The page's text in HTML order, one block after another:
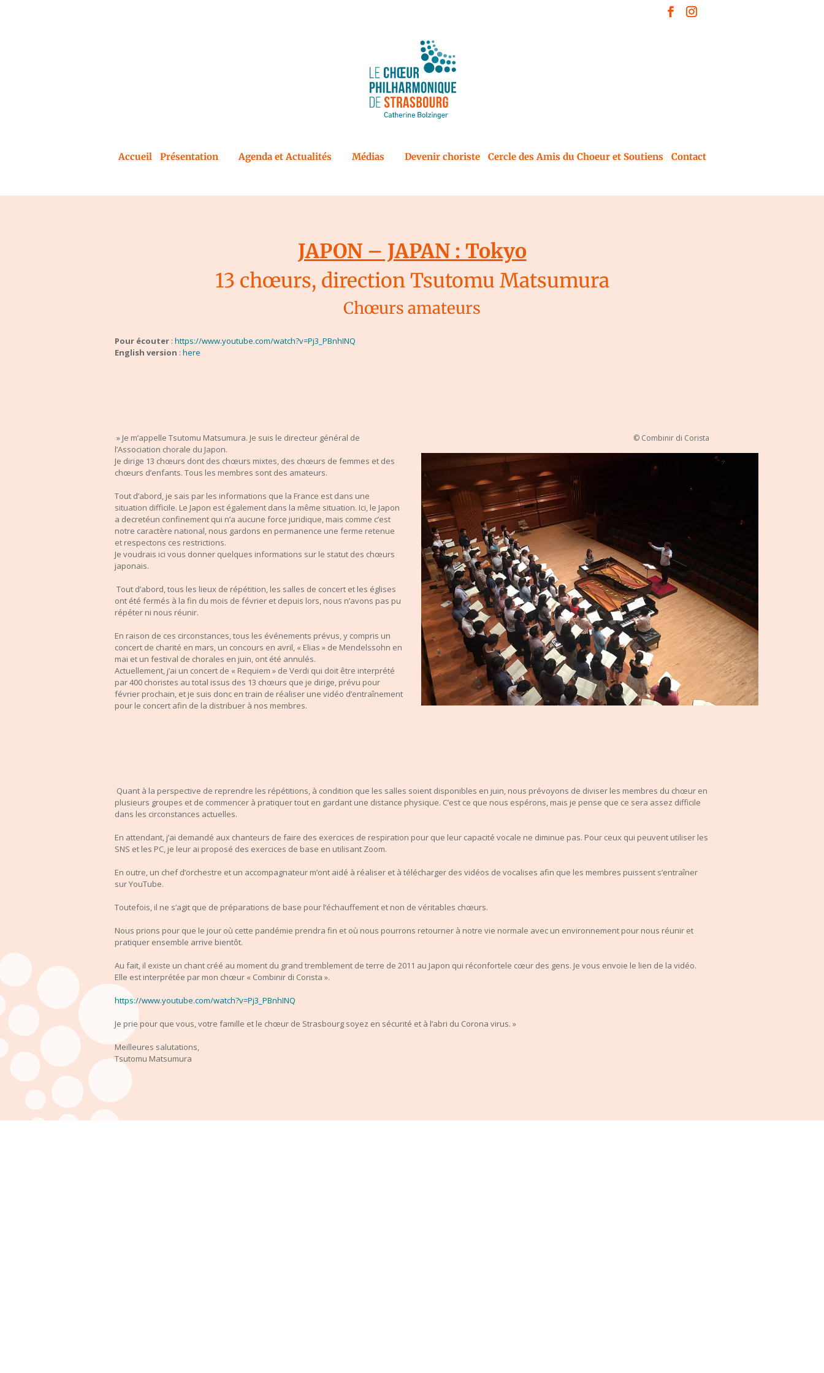
Accueil Présentation Agenda et Actualités Médias Devenir choriste Cercle des Amis du Choeur et Soutiens Contact
JAPON – JAPAN : Tokyo
13 chœurs, direction Tsutomu Matsumura
Chœurs amateurs
Pour écouter : https://www.youtube.com/watch?v=Pj3_PBnhINQ
English version : here
» Je m’appelle Tsutomu Matsumura. Je suis le directeur général de
l’Association chorale du Japon.
Je dirige 13 chœurs dont des chœurs mixtes, des chœurs de femmes et des
chœurs d’enfants. Tous les membres sont des amateurs.
Tout d’abord, je sais par les informations que la France est dans une
situation difficile. Le Japon est également dans la même situation. Ici, le Japon
a decretéun confinement qui n’a aucune force juridique, mais comme c’est
notre caractère national, nous gardons en permanence une ferme retenue
et respectons ces restrictions.
Je voudrais ici vous donner quelques informations sur le statut des chœurs
japonais.
Tout d’abord, tous les lieux de répétition, les salles de concert et les églises
ont été fermés à la fin du mois de février et depuis lors, nous n’avons pas pu
répéter ni nous réunir.
En raison de ces circonstances, tous les événements prévus, y compris un
concert de charité en mars, un concours en avril, « Elias » de Mendelssohn en
mai et un festival de chorales en juin, ont été annulés.
Actuellement, j’ai un concert de « Requiem » de Verdi qui doit être interprété
par 400 choristes au total issus des 13 chœurs que je dirige, prévu pour
février prochain, et je suis donc en train de réaliser une vidéo d’entraînement
pour le concert afin de la distribuer à nos membres.
© Combinir di Corista
Quant à la perspective de reprendre les répétitions, à condition que les salles soient disponibles en juin, nous prévoyons de diviser les membres du chœur en
plusieurs groupes et de commencer à pratiquer tout en gardant une distance physique. C’est ce que nous espérons, mais je pense que ce sera assez difficile
dans les circonstances actuelles.
En attendant, j’ai demandé aux chanteurs de faire des exercices de respiration pour que leur capacité vocale ne diminue pas. Pour ceux qui peuvent utiliser les
SNS et les PC, je leur ai proposé des exercices de base en utilisant Zoom.
En outre, un chef d’orchestre et un accompagnateur m’ont aidé à réaliser et à télécharger des vidéos de vocalises afin que les membres puissent s’entraîner
sur YouTube.
Toutefois, il ne s’agit que de préparations de base pour l’échauffement et non de véritables chœurs.
Nous prions pour que le jour où cette pandémie prendra fin et où nous pourrons retourner à notre vie normale avec un environnement pour nous réunir et
pratiquer ensemble arrive bientôt.
Au fait, il existe un chant créé au moment du grand tremblement de terre de 2011 au Japon qui réconfortele cœur des gens. Je vous envoie le lien de la vidéo.
Elle est interprétée par mon chœur « Combinir di Corista ».
https://www.youtube.com/watch?v=Pj3_PBnhINQ
Je prie pour que vous, votre famille et le chœur de Strasbourg soyez en sécurité et à l’abri du Corona virus. »
Meilleures salutations,
Tsutomu Matsumura